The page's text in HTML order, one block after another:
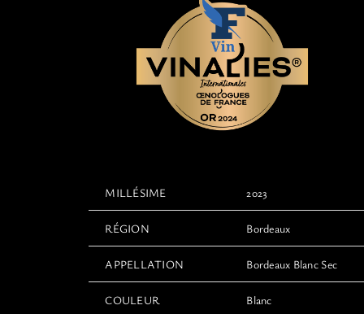
MILLÉSIME 2023
RÉGION Bordeaux
APPELLATION Bordeaux Blanc Sec
COULEUR Blanc